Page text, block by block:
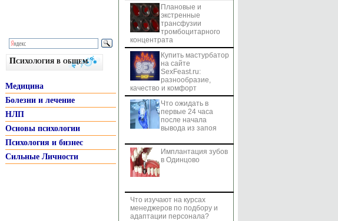
Психология в общем
Медицина
Болезни и лечение
НЛП
Основы психологии
Психология и бизнес
Сильные Личности
Плановые и
экстренные
трансфузии
тромбоцитарного
концентрата
Купить мастурбатор
на сайте
SexFeast.ru:
разнообразие,
качество и комфорт
Что ожидать в
первые 24 часа
после начала
вывода из запоя
Имплантация зубов
в Одинцово
Что изучают на курсах
менеджеров по подбору и
адаптации персонала?